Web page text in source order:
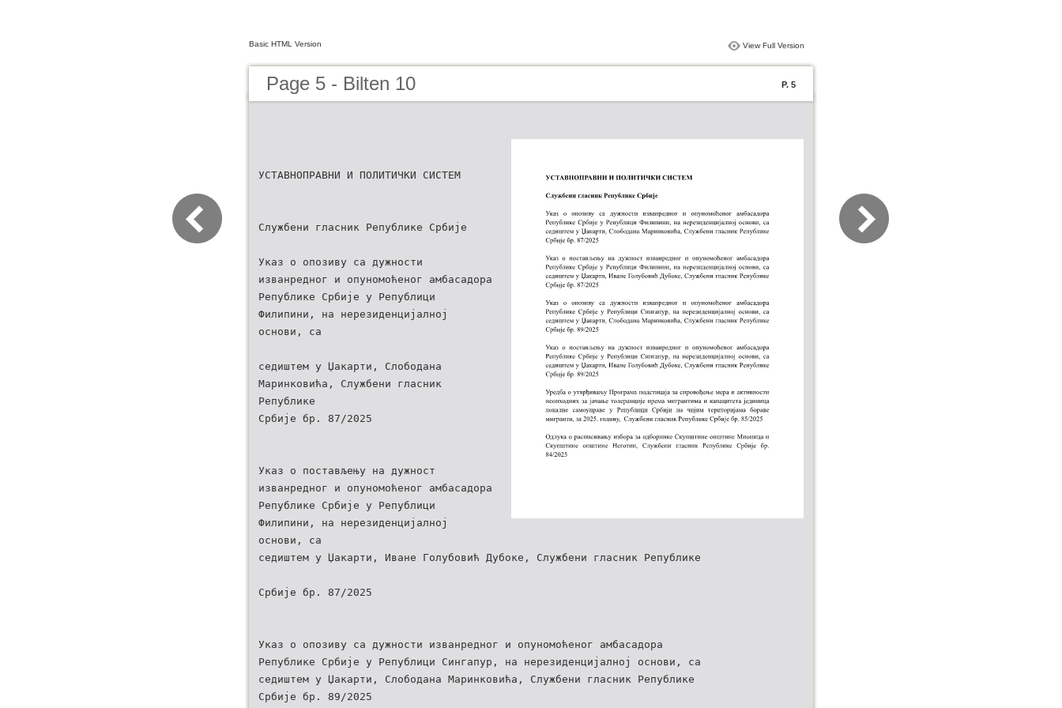
Basic HTML Version View Full Version
Page 5 - Bilten 10 P. 5
УСТАВНОПРАВНИ И ПОЛИТИЧКИ СИСТЕМ
Службени гласник Републике Србије
Указ о опозиву са дужности
изванредног и опуномоћеног амбасадора
Републике Србије у Републици
Филипини, на нерезиденцијалној
основи, са
седиштем у Џакарти, Слободана
Маринковића, Службени гласник
Републике
Србије бр. 87/2025
Указ о постављењу на дужност
изванредног и опуномоћеног амбасадора
Републике Србије у Републици
Филипини, на нерезиденцијалној
основи, са
седиштем у Џакарти, Иване Голубовић Дубоке, Службени гласник Републике
Србије бр. 87/2025
Указ о опозиву са дужности изванредног и опуномоћеног амбасадора
Републике Србије у Републици Сингапур, на нерезиденцијалној основи, са
седиштем у Џакарти, Слободана Маринковића, Службени гласник Републике
Србије бр. 89/2025